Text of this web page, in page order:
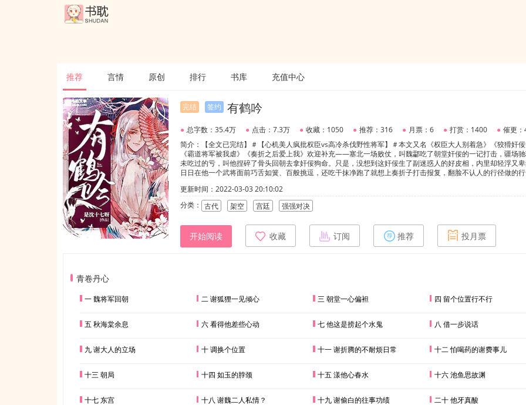
推荐 言情 原创 排行 书库 充值中心
完结 签约 有鹤吟
● 总字数：35.4万 ● 点击：7.3万 ● 收藏：1050 ● 推荐：316 ● 月票：6 ● 打赏：1400 ● 催更：
简介：【全文已完结】＃【心机美人疯批权臣vs高冷杀伐野性将军】＃本文又名《权臣大人别着急》《狡猾奸佞
《霸道将军被我虐》《奏折之后爱上我》欢迎补充——塞北一场败仗，叫魏酃吃了朝堂奸佞的一记打击，疆场
未吃过的亏，叫他捏碎了骨头回朝去拿奸佞狗命。只是，没想到这奸佞生了副迷惑人的好皮相，内里却轻浮又
日日在他一个武将面前巧舌如簧、百般挑逗，还吃干抹净跑了就想上奏折子打击报复，翻脸不认人的行径做的行
击报复。【小剧场】：魏酃：“打击你个灯笼，老子要你的命。”谢偷白：“你要我的命，我绝你子孙，生命不止打
歇。”魏酃：“你最好报复我个一辈子，不然我一定要你狗命。”谢偷白：“那不好意思，今天晚上就打算跑路，后会
期。”魏酃：“你妈的谢偷白，老子只要你，回来！”【注意】：◆主cp：谢偷白/魏酃◆感情线不虐，背景虐，偏正
更新时间：2022-03-03 20:10:02
分类： 古代 架空 宫廷 强强对决
开始阅读 收藏 订阅 推荐 投月票
青卷丹心
一 魏将军回朝 二 谢狐狸一见倾心 三 朝堂一心偏袒 四 留个位置行不行
五 秋海棠余息 六 看得他差些心动 七 他这是捞起个水鬼 八 借一步说话
九 谢大人的立场 十 调换个位置 十一 谢折腾的不耐烦日常 十二 怕喝药的谢费事儿
十三 朝局 十四 如玉的脖颈 十五 漾他心春水 十六 池鱼思故渊
十七 东宫 十八 谢魏二人私情？ 十九 谢偷白的往事功绩 二十 他牙真酸